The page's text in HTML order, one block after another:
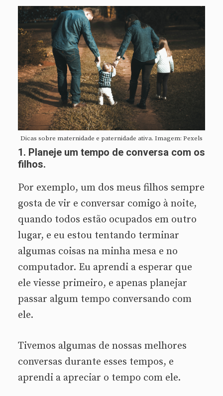
Dicas sobre maternidade e paternidade ativa. Imagem: Pexels
1. Planeje um tempo de conversa com os
filhos.
Por exemplo, um dos meus filhos sempre
gosta de vir e conversar comigo à noite,
quando todos estão ocupados em outro
lugar, e eu estou tentando terminar
algumas coisas na minha mesa e no
computador. Eu aprendi a esperar que
ele viesse primeiro, e apenas planejar
passar algum tempo conversando com
ele.
Tivemos algumas de nossas melhores
conversas durante esses tempos, e
aprendi a apreciar o tempo com ele.